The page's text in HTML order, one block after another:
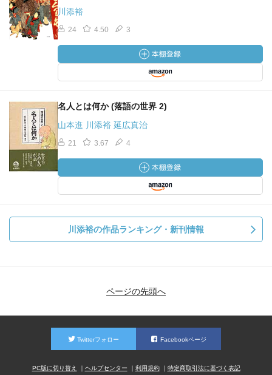
川添裕
24 4.50 3
名人とは何か (落語の世界 2)
山本進 川添裕 延広真治
21 3.67 4
川添裕の作品ランキング・新刊情報
ページの先頭へ
Twitterフォロー Facebookページ
PC版に切り替え ヘルプセンター 利用規約 特定商取引法に基づく表記